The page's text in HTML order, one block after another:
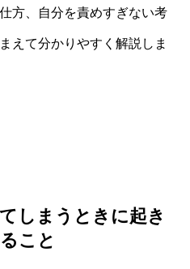
方、自分を責めすぎない考
えて分かりやすく解説しま
しまうときに起き
こと